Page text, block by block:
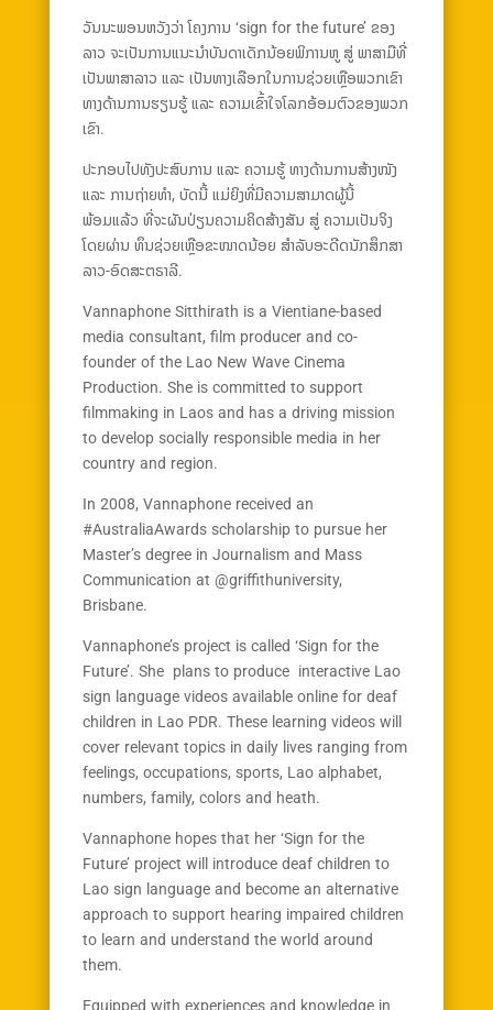
ວັນນະພອນຫວັງວ່າ ໂຄງການ ‘sign for the future’ ຂອງ
ລາວ ຈະເປັນການແນະນຳບັນດາເດັກນ້ອຍພິການຫູ ສູ່ ພາສາມືທີ່
ເປັນພາສາລາວ ແລະ ເປັນທາງເລືອກໃນການຊ່ວຍເຫຼືອພວກເຂົາ
ທາງດ້ານການຮຽນຮູ້ ແລະ ຄວາມເຂົ້າໃຈໂລກອ້ອມຕົວຂອງພວກ
ເຂົາ.
ປະກອບໄປທັງປະສົບການ ແລະ ຄວາມຮູ້ ທາງດ້ານການສ້າງໜັງ
ແລະ ການຖ່າຍທຳ, ບັດນີ້ ແມ່ຍິງທີ່ມີຄວາມສາມາດຜູ້ນີ້
ພ້ອມແລ້ວ ທີ່ຈະຜັນປ່ຽນຄວາມຄິດສ້າງສັນ ສູ່ ຄວາມເປັນຈິງ
ໂດຍຜ່ານ ທຶນຊ່ວຍເຫຼືອຂະໜາດນ້ອຍ ສຳລັບອະດີດນັກສຶກສາ
ລາວ-ອົດສະຕຣາລີ.
Vannaphone Sitthirath is a Vientiane-based
media consultant, film producer and co-
founder of the Lao New Wave Cinema
Production. She is committed to support
filmmaking in Laos and has a driving mission
to develop socially responsible media in her
country and region.
In 2008, Vannaphone received an
#AustraliaAwards scholarship to pursue her
Master’s degree in Journalism and Mass
Communication at @griffithuniversity,
Brisbane.
Vannaphone’s project is called ‘Sign for the
Future’. She plans to produce interactive Lao
sign language videos available online for deaf
children in Lao PDR. These learning videos will
cover relevant topics in daily lives ranging from
feelings, occupations, sports, Lao alphabet,
numbers, family, colors and heath.
Vannaphone hopes that her ‘Sign for the
Future’ project will introduce deaf children to
Lao sign language and become an alternative
approach to support hearing impaired children
to learn and understand the world around
them.
Equipped with experiences and knowledge in